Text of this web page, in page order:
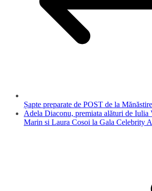
Șapte preparate de POST de la
Adela Diaconu, premiata alături de Iulia
Marin si Laura Cosoi la Gala Celebrity